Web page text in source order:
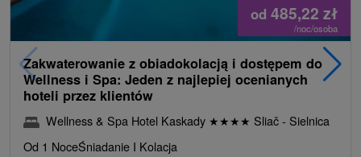
od 485,22 zł
/noc/osoba
Zakwaterowanie z obiadokolacją i dostępem do
Wellness i Spa: Jeden z najlepiej ocenianych
hoteli przez klientów
Wellness & Spa Hotel Kaskady ★★★★ Sliač - Sielnica
Od 1 NoceŚniadanie I Kolacja